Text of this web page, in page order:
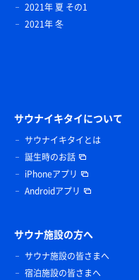
2021年 夏 その1
2021年 冬
サウナイキタイについて
サウナイキタイとは
誕生時のお話
iPhoneアプリ
Androidアプリ
サウナ施設の方へ
サウナ施設の皆さまへ
宿泊施設の皆さまへ